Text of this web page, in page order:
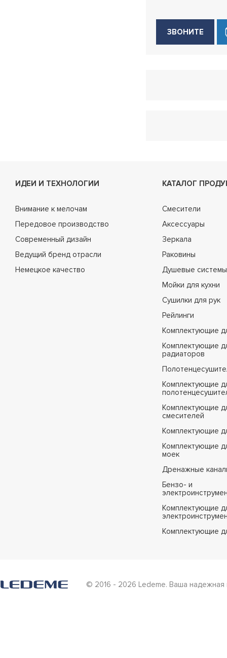
ЗВОНИТЕ
ИДЕИ И ТЕХНОЛОГИИ
Внимание к мелочам
Передовое производство
Современный дизайн
Ведущий бренд отрасли
Немецкое качество
КАТАЛОГ
Смесители
Аксессуары
Зеркала
Раковины
Душевые системы
Мойки для кухни
Сушилки для рук
Рейлинги
Комплектующие
Комплектующие
радиаторов
Комплектующие
Комплектующие
смесителей
Комплектующие
Комплектующие
моек
Дренажные
Бензо- и
Комплектующие
Комплектующие
© 2016 - 2026 Ledeme. Ваша